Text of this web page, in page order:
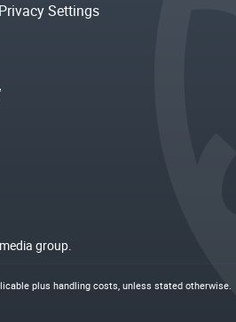
Privacy Settings
group.
plus handling costs, unless stated otherwise.